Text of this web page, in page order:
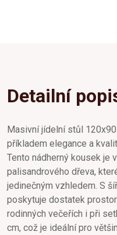
Detailní
Masivní jídelní stůl
příkladem elegance a
Tento nádherný kousek je
palisandrového dřeva,
jedinečným vzhledem. S
poskytuje dostatek
rodinných večeřích i při
cm, což je ideální pro